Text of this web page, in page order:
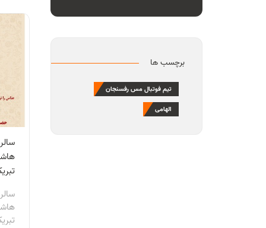
برچسب ها
تیم فوتبال مس رفسنجان
الهامی